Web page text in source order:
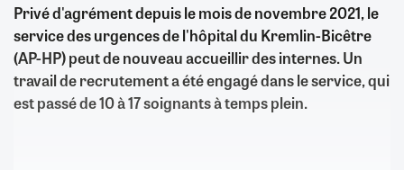
Privé d'agrément depuis le mois de novembre 2021, le
service des urgences de l'hôpital du Kremlin-Bicêtre
(AP-HP) peut de nouveau accueillir des internes. Un
travail de recrutement a été engagé dans le service, qui
est passé de 10 à 17 soignants à temps plein.